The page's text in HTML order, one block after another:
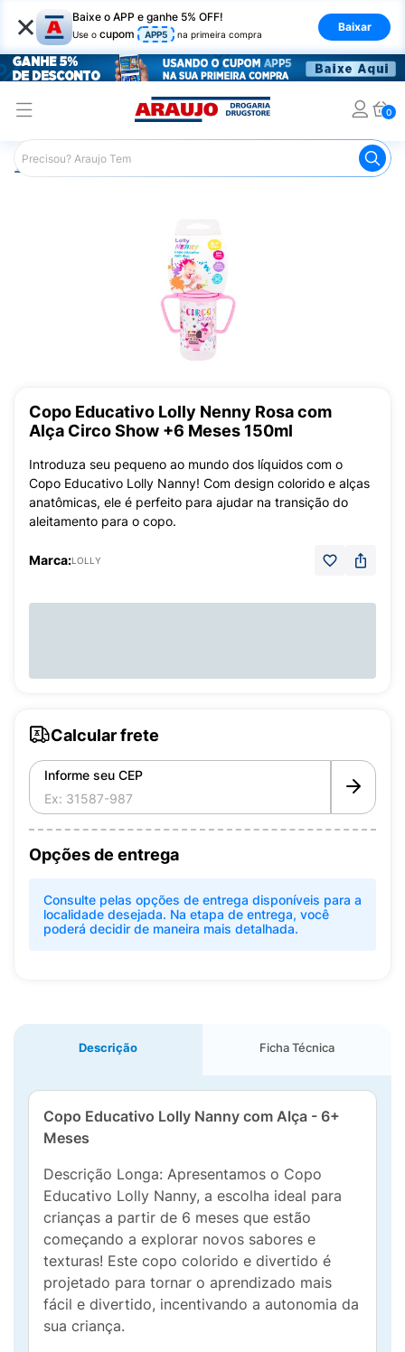
× Baixe o APP e ganhe 5% OFF!
Use o cupom APP5 na primeira compra
Baixar
0
Araujo Infantil Acessórios para Alimentação Infantil
Copo Educativo Lolly Nenny Rosa com
Alça Circo Show +6 Meses 150ml
Introduza seu pequeno ao mundo dos líquidos com o
Copo Educativo Lolly Nanny! Com design colorido e alças
anatômicas, ele é perfeito para ajudar na transição do
aleitamento para o copo.
Marca:LOLLY
Calcular frete
Informe seu CEP
Opções de entrega
Consulte pelas opções de entrega disponíveis para a
localidade desejada. Na etapa de entrega, você
poderá decidir de maneira mais detalhada.
Descrição Ficha Técnica
Copo Educativo Lolly Nanny com Alça - 6+
Meses
Descrição Longa: Apresentamos o Copo
Educativo Lolly Nanny, a escolha ideal para
crianças a partir de 6 meses que estão
começando a explorar novos sabores e
texturas! Este copo colorido e divertido é
projetado para tornar o aprendizado mais
fácil e divertido, incentivando a autonomia da
sua criança.